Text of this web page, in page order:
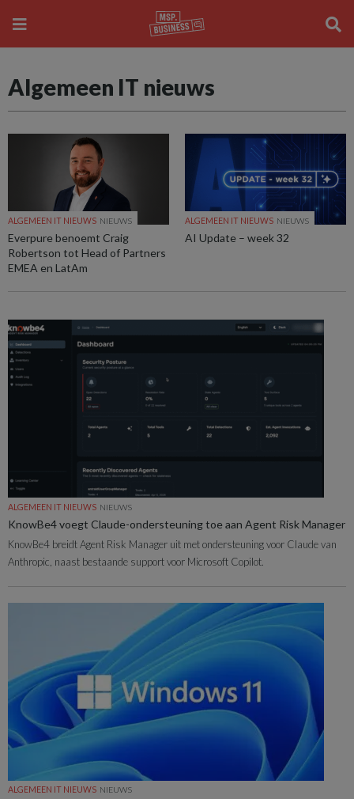
Algemeen IT nieuws
ALGEMEEN IT NIEUWS NIEUWS
Everpure benoemt Craig
Robertson tot Head of Partners
EMEA en LatAm
ALGEMEEN IT NIEUWS NIEUWS
AI Update – week 32
ALGEMEEN IT NIEUWS NIEUWS
KnowBe4 voegt Claude-ondersteuning toe aan Agent Risk Manager
KnowBe4 breidt Agent Risk Manager uit met ondersteuning voor Claude van
Anthropic, naast bestaande support voor Microsoft Copilot.
ALGEMEEN IT NIEUWS NIEUWS